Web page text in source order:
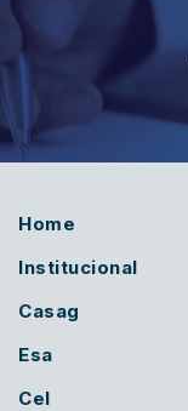
Home
Institucional
Casag
Esa
Cel